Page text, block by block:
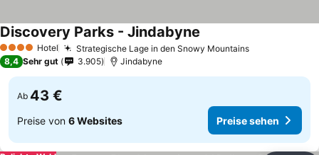
4 Sterne Hotel Strategische Lage in den Snowy Mountains
Discovery Parks - Jindabyne
8,4 Sehr gut 3.905 Jindabyne
Ab 43 €
Preise von 6 Websites Preise sehen